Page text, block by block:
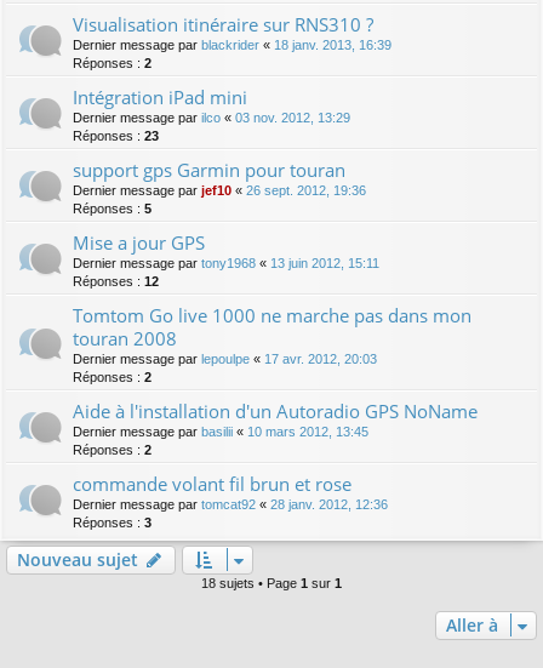
Visualisation itinéraire sur RNS310 ?
Dernier message par blackrider « 18 janv. 2013, 16:39
Réponses : 2
Intégration iPad mini
Dernier message par ilco « 03 nov. 2012, 13:29
Réponses : 23
support gps Garmin pour touran
Dernier message par jef10 « 26 sept. 2012, 19:36
Réponses : 5
Mise a jour GPS
Dernier message par tony1968 « 13 juin 2012, 15:11
Réponses : 12
Tomtom Go live 1000 ne marche pas dans mon
touran 2008
Dernier message par lepoulpe « 17 avr. 2012, 20:03
Réponses : 2
Aide à l'installation d'un Autoradio GPS NoName
Dernier message par basilii « 10 mars 2012, 13:45
Réponses : 2
commande volant fil brun et rose
Dernier message par tomcat92 « 28 janv. 2012, 12:36
Réponses : 3
Nouveau sujet
18 sujets • Page 1 sur 1
Aller à